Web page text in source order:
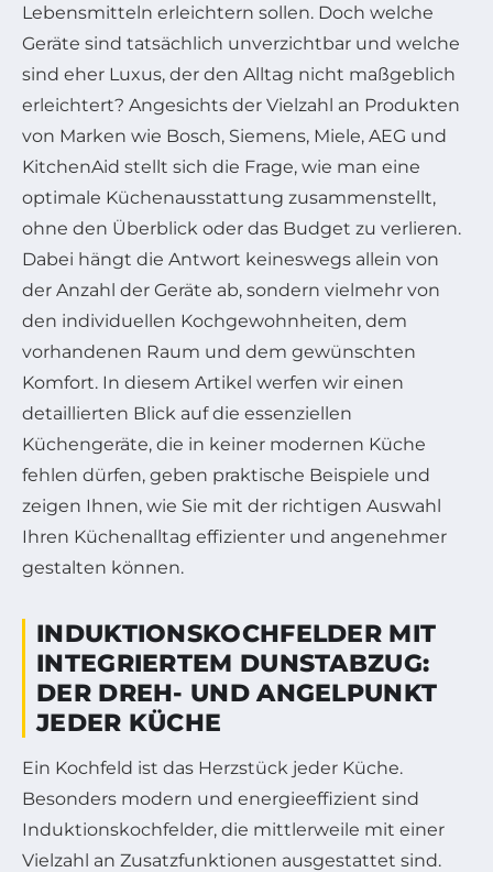
Lebensmitteln erleichtern sollen. Doch welche
Geräte sind tatsächlich unverzichtbar und welche
sind eher Luxus, der den Alltag nicht maßgeblich
erleichtert? Angesichts der Vielzahl an Produkten
von Marken wie Bosch, Siemens, Miele, AEG und
KitchenAid stellt sich die Frage, wie man eine
optimale Küchenausstattung zusammenstellt,
ohne den Überblick oder das Budget zu verlieren.
Dabei hängt die Antwort keineswegs allein von
der Anzahl der Geräte ab, sondern vielmehr von
den individuellen Kochgewohnheiten, dem
vorhandenen Raum und dem gewünschten
Komfort. In diesem Artikel werfen wir einen
detaillierten Blick auf die essenziellen
Küchengeräte, die in keiner modernen Küche
fehlen dürfen, geben praktische Beispiele und
zeigen Ihnen, wie Sie mit der richtigen Auswahl
Ihren Küchenalltag effizienter und angenehmer
gestalten können.
INDUKTIONSKOCHFELDER MIT
INTEGRIERTEM DUNSTABZUG:
DER DREH- UND ANGELPUNKT
JEDER KÜCHE
Ein Kochfeld ist das Herzstück jeder Küche.
Besonders modern und energieeffizient sind
Induktionskochfelder, die mittlerweile mit einer
Vielzahl an Zusatzfunktionen ausgestattet sind.